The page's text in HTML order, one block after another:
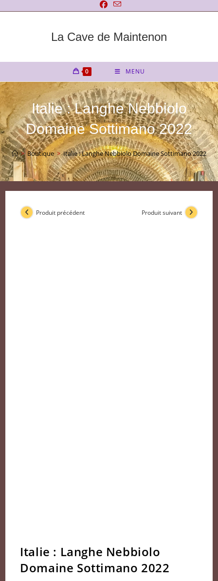
La Cave de Maintenon
0 MENU
Italie : Langhe Nebbiolo
Domaine Sottimano 2022
> Boutique > Italie : Langhe Nebbiolo Domaine Sottimano 2022
Produit précédent Produit suivant
Italie : Langhe Nebbiolo
Domaine Sottimano 2022